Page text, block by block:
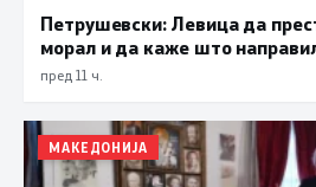
Петрушевски: Левица да
морал и да каже што
пред 11 ч.
МАКЕДОНИЈА